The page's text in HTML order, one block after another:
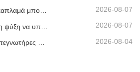
επιστήμη…
Τα φθηνά στεγνωτήρια καπλαμά μπορούν να μειώσουν σιωπηλά το περιθώριο κέρδους σας 2026-08-07
2026-08-07
2026-08-04